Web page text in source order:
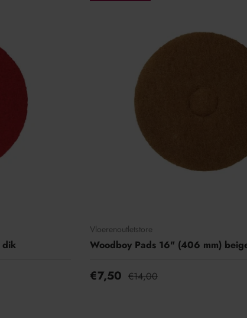
dik
Vloerenoutletstore
Woodboy Pads 16" (406 mm)
€7,50 €14,00